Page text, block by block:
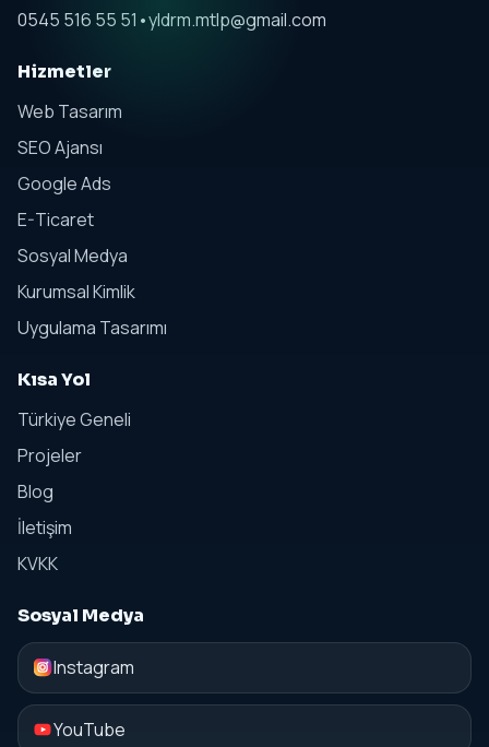
0545 516 55 51 •yldrm.mtlp@gmail.com
Hizmetler
Web Tasarım
SEO Ajansı
Google Ads
E-Ticaret
Sosyal Medya
Kurumsal Kimlik
Uygulama Tasarımı
Kısa Yol
Türkiye Geneli
Projeler
Blog
İletişim
KVKK
Sosyal Medya
Instagram
YouTube